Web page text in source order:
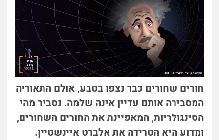
חורים שחורים כבר נצפו בטבע, אולם התאוריה
המסבירה אותם עדיין אינה שלמה. נסביר מהי
הסינגולריות, המאפיינת את החורים השחורים,
ומדוע היא הטרידה את אלברט איינשטיין.